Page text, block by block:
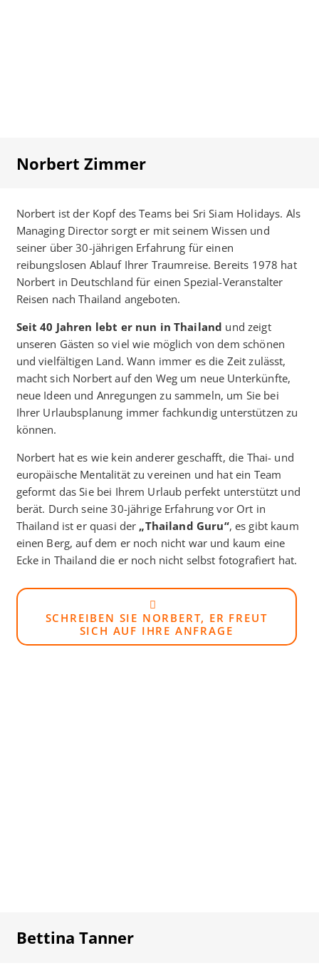
Norbert Zimmer
Norbert ist der Kopf des Teams bei Sri Siam Holidays. Als
Managing Director sorgt er mit seinem Wissen und
seiner über 30-jährigen Erfahrung für einen
reibungslosen Ablauf Ihrer Traumreise. Bereits 1978 hat
Norbert in Deutschland für einen Spezial-Veranstalter
Reisen nach Thailand angeboten.
Seit 40 Jahren lebt er nun in Thailand und zeigt
unseren Gästen so viel wie möglich von dem schönen
und vielfältigen Land. Wann immer es die Zeit zulässt,
macht sich Norbert auf den Weg um neue Unterkünfte,
neue Ideen und Anregungen zu sammeln, um Sie bei
Ihrer Urlaubsplanung immer fachkundig unterstützen zu
können.
Norbert hat es wie kein anderer geschafft, die Thai- und
europäische Mentalität zu vereinen und hat ein Team
geformt das Sie bei Ihrem Urlaub perfekt unterstützt und
berät. Durch seine 30-jährige Erfahrung vor Ort in
Thailand ist er quasi der „Thailand Guru“, es gibt kaum
einen Berg, auf dem er noch nicht war und kaum eine
Ecke in Thailand die er noch nicht selbst fotografiert hat.
SCHREIBEN SIE NORBERT, ER FREUT
SICH AUF IHRE ANFRAGE
Bettina Tanner